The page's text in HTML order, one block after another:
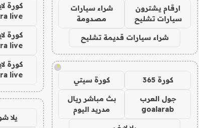
ارقام يشترون
سيارات تشليح
شراء سيارات
مصدومة
شراء سيارات قديمة تشليح
!
كورة 365 كورة سيتي
جول العرب
goalarab
بث مباشر ريال
مدريد اليوم
كورة
live
كورة
live
كورة
live
يلا